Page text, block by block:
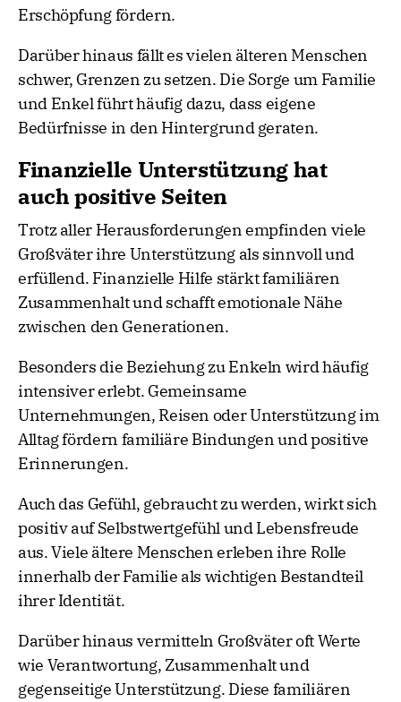
Erschöpfung fördern.
Darüber hinaus fällt es vielen älteren Menschen
schwer, Grenzen zu setzen. Die Sorge um Familie
und Enkel führt häufig dazu, dass eigene
Bedürfnisse in den Hintergrund geraten.
Finanzielle Unterstützung hat
auch positive Seiten
Trotz aller Herausforderungen empfinden viele
Großväter ihre Unterstützung als sinnvoll und
erfüllend. Finanzielle Hilfe stärkt familiären
Zusammenhalt und schafft emotionale Nähe
zwischen den Generationen.
Besonders die Beziehung zu Enkeln wird häufig
intensiver erlebt. Gemeinsame
Unternehmungen, Reisen oder Unterstützung im
Alltag fördern familiäre Bindungen und positive
Erinnerungen.
Auch das Gefühl, gebraucht zu werden, wirkt sich
positiv auf Selbstwertgefühl und Lebensfreude
aus. Viele ältere Menschen erleben ihre Rolle
innerhalb der Familie als wichtigen Bestandteil
ihrer Identität.
Darüber hinaus vermitteln Großväter oft Werte
wie Verantwortung, Zusammenhalt und
gegenseitige Unterstützung. Diese familiären